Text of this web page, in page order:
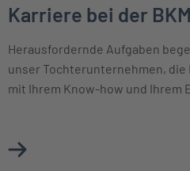
Karriere bei der BKM
Herausfordernde Aufgaben
unser Tochterunternehmen, die
mit Ihrem Know-how und Ihrem
Mehr über Karriere bei der